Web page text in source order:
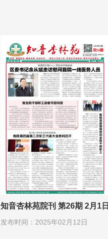
知音杏林苑院刊 第26期 2月1日
发布时间：2025年02月12日